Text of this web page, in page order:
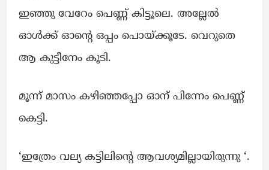
ഇഞ്ഞു വേറേം പെണ്ണ് കിട്ടൂലെ. അല്ലേൽ
ഓൾക്ക് ഓന്റെ ഒപ്പം പൊയ്ക്കൂടേ. വെറുതെ
ആ കുട്ടീനേം കൂടി.
മൂന്ന് മാസം കഴിഞ്ഞപ്പോ ഓന് പിന്നേം പെണ്ണ്
കെട്ടി.
‘ഇത്രേം വല്യ കട്ടിലിന്റെ ആവശ്യമില്ലായിരുന്നു ‘.